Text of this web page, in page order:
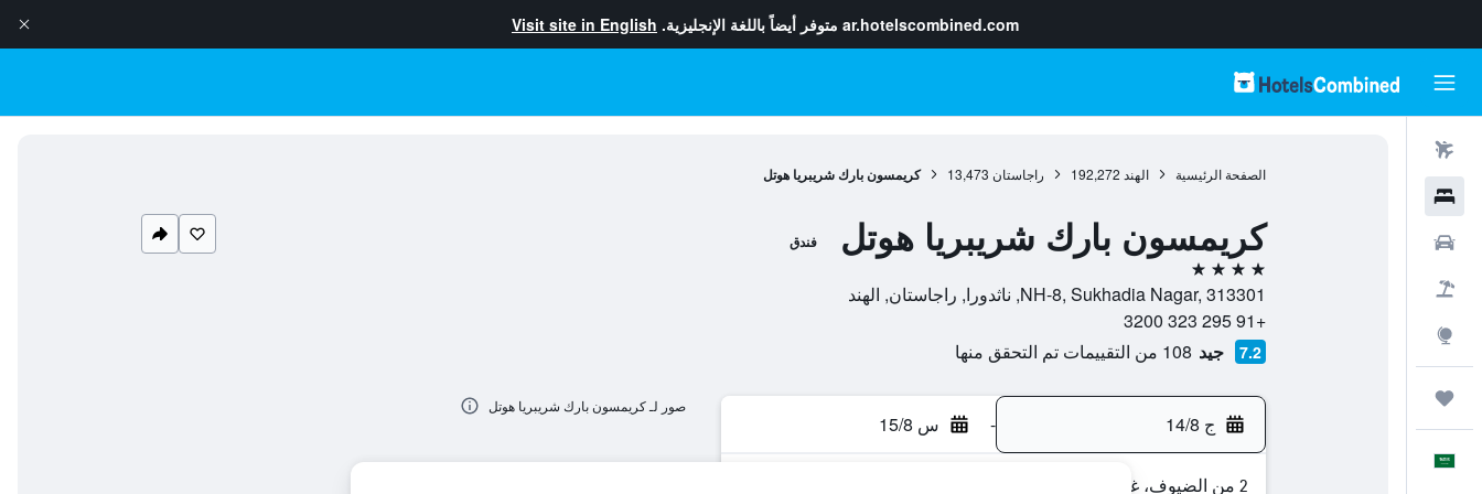
ar.hotelscombined.com متوفر أيضاً باللغة الإنجليزية. Visit site in English
الصفحة الرئيسية الهند 192,272 راجاستان 13,473 كريمسون بارك شريبريا هوتل
كريمسون بارك شريبريا هوتل فندق
4 نجوم
NH-8, Sukhadia Nagar, 313301, ناثدورا, راجاستان, الهند
+91 295 323 3200
7.2 جيد 108 من التقييمات تم التحقق منها
ج 14/8 - س 15/8
2 من الضيوف، غرفة واحدة
صور لـ كريمسون بارك شريبريا هوتل